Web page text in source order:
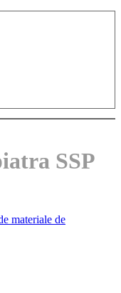
SSP
materiale de